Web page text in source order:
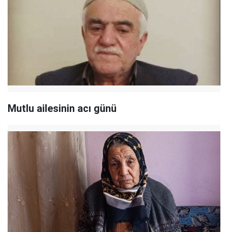
Mutlu ailesinin acı günü